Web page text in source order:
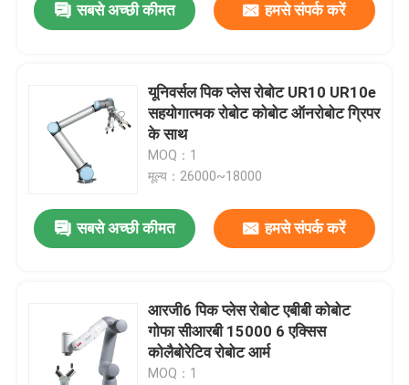
सबसे अच्छी कीमत हमसे संपर्क करें
यूनिवर्सल पिक प्लेस रोबोट UR10 UR10e
सहयोगात्मक रोबोट कोबोट ऑनरोबोट ग्रिपर
के साथ
MOQ：1
मूल्य：26000~18000
सबसे अच्छी कीमत हमसे संपर्क करें
आरजी6 पिक प्लेस रोबोट एबीबी कोबोट
गोफा सीआरबी 15000 6 एक्सिस
कोलैबोरेटिव रोबोट आर्म
MOQ：1